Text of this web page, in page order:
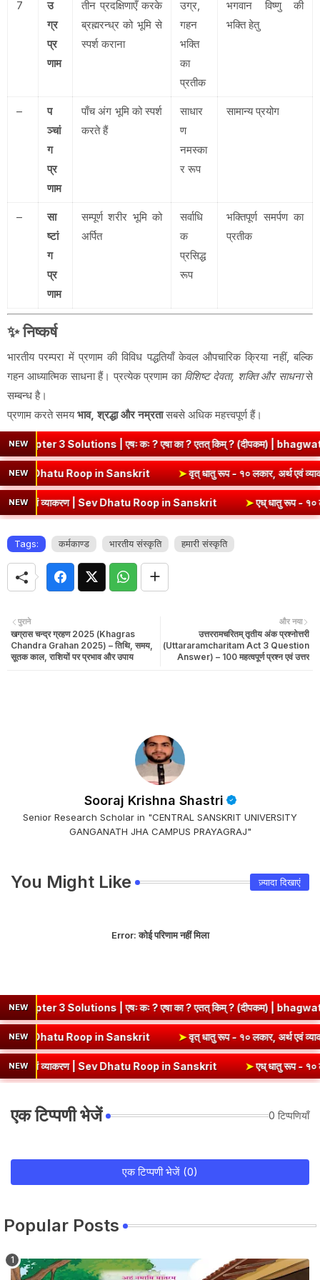
7
उ
ग्र
प्र
णाम
तीन प्रदक्षिणाएँ करके
ब्रह्मरन्ध्र को भूमि से
स्पर्श कराना
उग्र,
गहन
भक्ति
का
प्रतीक
भगवान विष्णु की
भक्ति हेतु
–
प
ञ्चां
ग
प्र
णाम
पाँच अंग भूमि को स्पर्श
करते हैं
साधार
ण
नमस्का
र रूप
सामान्य प्रयोग
–
सा
ष्टां
ग
प्र
णाम
सम्पूर्ण शरीर भूमि को
अर्पित
सर्वाधि
क
प्रसिद्ध
रूप
भक्तिपूर्ण समर्पण का
प्रतीक
✨ निष्कर्ष
भारतीय परम्परा में प्रणाम की विविध पद्धतियाँ केवल औपचारिक क्रिया नहीं, बल्कि
गहन आध्यात्मिक साधना हैं। प्रत्येक प्रणाम का विशिष्ट देवता, शक्ति और साधनासे
सम्बन्ध है।
प्रणाम करते समयभाव, श्रद्धा और नम्रतासबसे अधिक महत्त्वपूर्ण हैं।
NEW| एषः कः ? एषा का ? एतत् किम् ? (दीपकम) | bhagwatdarshan.com
NEWअर्थ एवं व्याकरण | Kri Dhatu Roop in Sanskrit ➤वृत् धातु रूप - १०
NEW| Sev Dhatu Roop in Sanskrit ➤एध् धातु रूप - १० लकार, अर्थ
Tags: कर्मकाण्ड भारतीय संस्कृति हमारी संस्कृति
और नया
उत्तररामचरितम् तृतीय अंक प्रश्नोत्तरी
(Uttararamcharitam Act 3 Question
Answer) – 100 महत्वपूर्ण प्रश्न एवं उत्तर
पुराने
खग्रास चन्द्र ग्रहण 2025 (Khagras
Chandra Grahan 2025) – तिथि, समय,
सूतक काल, राशियों पर प्रभाव और उपाय
Sooraj Krishna Shastri
Senior Research Scholar in "CENTRAL SANSKRIT UNIVERSITY
GANGANATH JHA CAMPUS PRAYAGRAJ"
You Might Like ज़्यादा दिखाएं
Error:कोई परिणाम नहीं मिला
NEW| एषः कः ? एषा का ? एतत् किम् ? (दीपकम) | bhagwatdarshan.com
NEWअर्थ एवं व्याकरण | Kri Dhatu Roop in Sanskrit ➤वृत् धातु रूप - १०
NEW| Sev Dhatu Roop in Sanskrit ➤एध् धातु रूप - १० लकार, अर्थ
एक टिप्पणी भेजें 0 टिप्पणियाँ
एक टिप्पणी भेजें (0)
Popular Posts